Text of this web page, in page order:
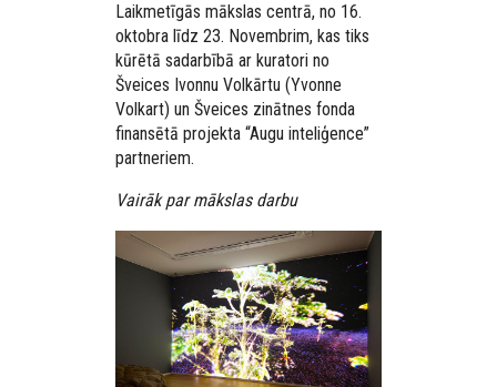
Laikmetīgās mākslas centrā, no 16.
oktobra līdz 23. Novembrim, kas tiks
kūrētā sadarbībā ar kuratori no
Šveices Ivonnu Volkārtu (Yvonne
Volkart) un Šveices zinātnes fonda
finansētā projekta “Augu inteliģence”
partneriem.
Vairāk par mākslas darbu